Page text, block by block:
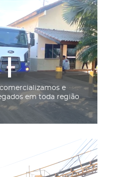
e
em toda região